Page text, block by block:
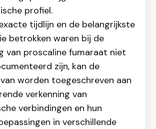
profiel.
tijdlijn en de belangrijkste
betrokken waren bij de
van proscaline fumaraat niet
zijn, kan de
worden toegeschreven aan
verkenning van
verbindingen en hun
in verschillende